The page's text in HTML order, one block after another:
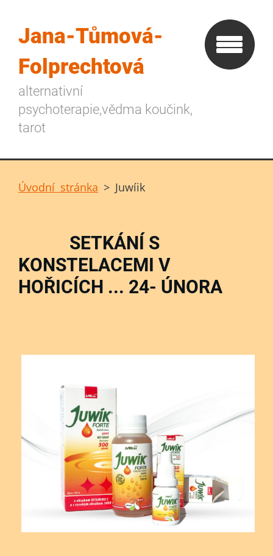
Jana-Tůmová-
Folprechtová
alternativní
psychoterapie,vědma koučink,
tarot
Úvodní stránka > Juwíik
SETKÁNÍ S
KONSTELACEMI V
HOŘICÍCH ... 24- ÚNORA